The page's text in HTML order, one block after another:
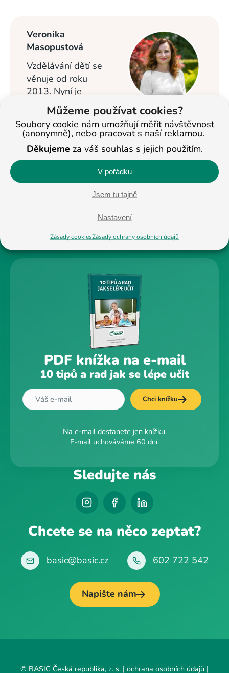
Můžeme používat cookies?
Soubory cookie nám umožňují měřit návštěvnost
(anonymně), nebo pracovat s naší reklamou.
Děkujeme za váš souhlas s jejich použitím.
V pořádku
Jsem tu tajně
Nastavení
Zásady cookiesZásady ochrany osobních údajů
Veronika
Masopustová
Vzdělávání dětí se
věnuje od roku
2013. Nyní je
ředitelkou studijních
center BASIC v Jihlavě a Pelhřimově a
pomáhá ostatním pobočkám. Na
celostátní úrovni se věnuje též propagaci
studijních center BASIC.
Profil na LinkedIn
PDF knížka na e-mail
10 tipů a rad jak se lépe učit
Chci knížku
Na e-mail dostanete jen knížku.
E-mail uchováváme 60 dní.
Sledujte nás
Chcete se na něco zeptat?
basic@basic.cz 602 722 542
Napište nám
© BASIC Česká republika, z. s. | ochrana osobních údajů |